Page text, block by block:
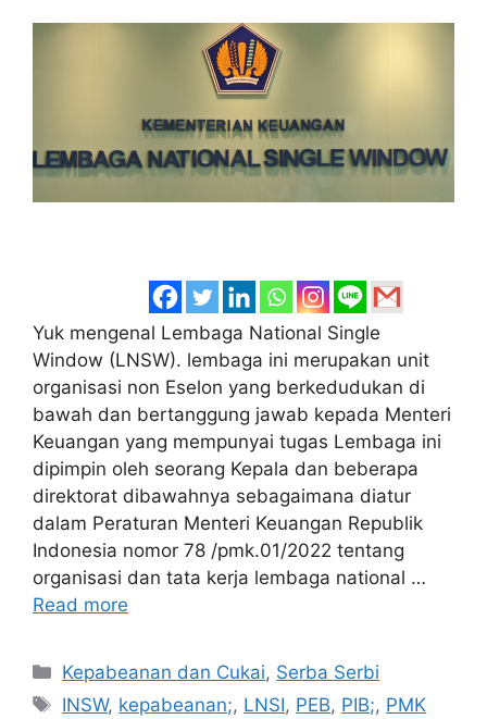
Yuk mengenal Lembaga National Single
Window (LNSW). lembaga ini merupakan unit
organisasi non Eselon yang berkedudukan di
bawah dan bertanggung jawab kepada Menteri
Keuangan yang mempunyai tugas Lembaga ini
dipimpin oleh seorang Kepala dan beberapa
direktorat dibawahnya sebagaimana diatur
dalam Peraturan Menteri Keuangan Republik
Indonesia nomor 78 /pmk.01/2022 tentang
organisasi dan tata kerja lembaga national …
Read more
Categories
Kepabeanan dan Cukai, Serba Serbi
Tags
INSW, kepabeanan;, LNSI, PEB, PIB;, PMK